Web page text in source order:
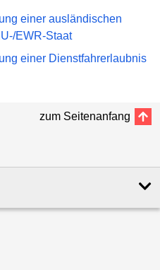
einer ausländischen
EWR-Staat
einer Dienstfahrerlaubnis
zum Seitenanfang